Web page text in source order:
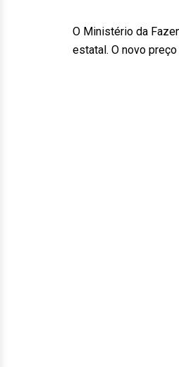
O Ministério da
estatal. O novo